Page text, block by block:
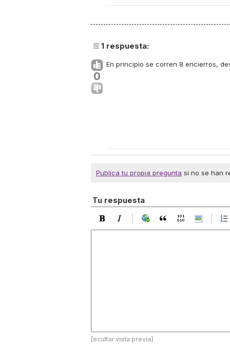
1 respuesta:
0
En principio se corren 8 encierros,
Publica tu propia pregunta si no se han
Tu respuesta
[ocultar vista previa]